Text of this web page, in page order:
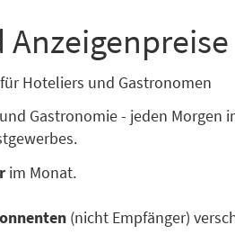
Hoteliers und Gastronomen
Gastronomie - jeden Morgen
im Monat.
(nicht Empfänger)